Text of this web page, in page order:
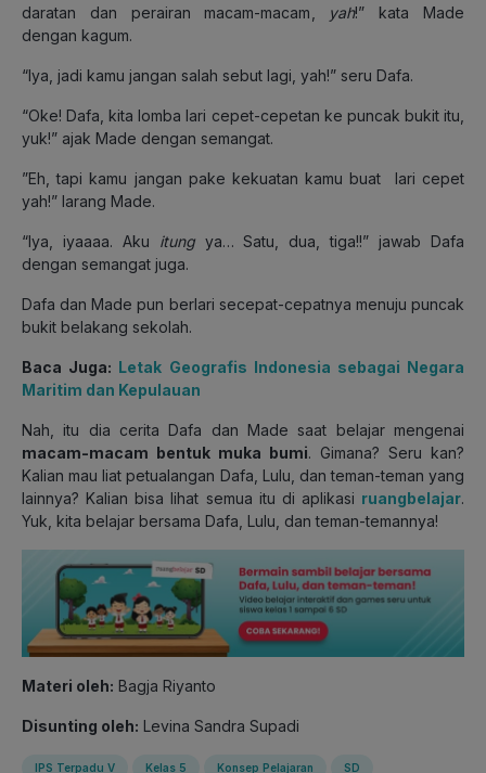
daratan dan perairan macam-macam, yah!” kata Made
dengan kagum.
“Iya, jadi kamu jangan salah sebut lagi, yah!” seru Dafa.
“Oke! Dafa, kita lomba lari cepet-cepetan ke puncak bukit itu,
yuk!” ajak Made dengan semangat.
”Eh, tapi kamu jangan pake kekuatan kamu buat lari cepet
yah!” larang Made.
“Iya, iyaaaa. Aku itung ya… Satu, dua, tiga!!” jawab Dafa
dengan semangat juga.
Dafa dan Made pun berlari secepat-cepatnya menuju puncak
bukit belakang sekolah.
Baca Juga: Letak Geografis Indonesia sebagai Negara
Maritim dan Kepulauan
Nah, itu dia cerita Dafa dan Made saat belajar mengenai
macam-macam bentuk muka bumi. Gimana? Seru kan?
Kalian mau liat petualangan Dafa, Lulu, dan teman-teman yang
lainnya? Kalian bisa lihat semua itu di aplikasi ruangbelajar.
Yuk, kita belajar bersama Dafa, Lulu, dan teman-temannya!
Materi oleh: Bagja Riyanto
Disunting oleh: Levina Sandra Supadi
IPS Terpadu V Kelas 5 Konsep Pelajaran SD